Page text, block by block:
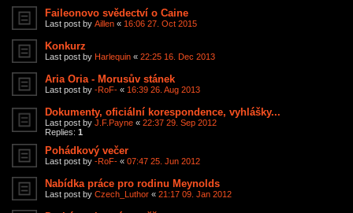
Faileonovo svědectví o Caine
Last post by Aillen « 16:06 27. Oct 2015
Konkurz
Last post by Harlequin « 22:25 16. Dec 2013
Aria Oria - Morusův stánek
Last post by -RoF- « 16:39 26. Aug 2013
Dokumenty, oficiální korespondence, vyhlášky...
Last post by J.F.Payne « 22:37 29. Sep 2012
Replies: 1
Pohádkový večer
Last post by -RoF- « 07:47 25. Jun 2012
Nabídka práce pro rodinu Meynolds
Last post by Czech_Luthor « 21:17 09. Jan 2012